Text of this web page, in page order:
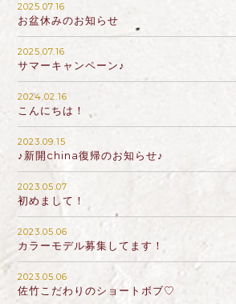
2025.07.16
お盆休みのお知らせ
2025.07.16
サマーキャンペーン♪
2024.02.16
こんにちは！
2023.09.15
♪新開china復帰のお知らせ♪
2023.05.07
初めまして！
2023.05.06
カラーモデル募集してます！
2023.05.06
佐竹こだわりのショートボブ♡